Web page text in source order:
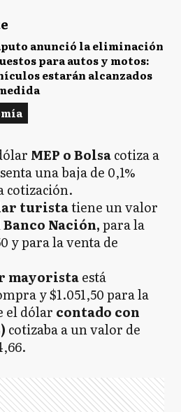
anunció la eliminación
para autos y motos:
estarán alcanzados
MEP o Bolsacotiza a
una baja de 0,1%
cotización.
turistatiene un valor
Banco Nación,para la
y para la venta de
mayoristaestá
y $1.051,50 para la
el dólar contado con
cotizaba a un valor de